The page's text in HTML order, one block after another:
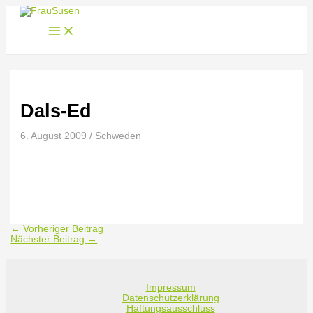
Zum
Dals-Ed
6. August 2009/ Schweden
← Vorheriger Beitrag
Nächster Beitrag →
Impressum
Datenschutzerklärung
Haftungsausschluss